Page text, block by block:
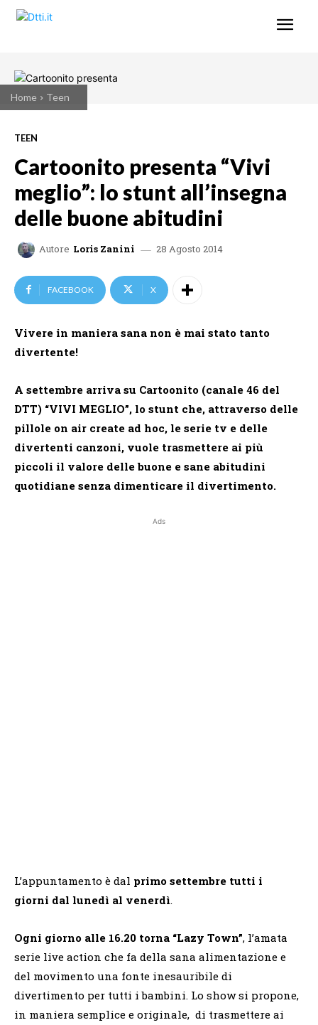
Home Teen
TEEN
Cartoonito presenta “Vivi
meglio”: lo stunt all’insegna
delle buone abitudini
Autore Loris Zanini 28 Agosto 2014
FACEBOOK X
Vivere in maniera sana non è mai stato tanto
divertente!
A settembre arriva su Cartoonito (canale 46 del
DTT) “VIVI MEGLIO”, lo stunt che, attraverso delle
pillole on air create ad hoc, le serie tv e delle
divertenti canzoni, vuole trasmettere ai più
piccoli il valore delle buone e sane abitudini
quotidiane senza dimenticare il divertimento.
Ads
L’appuntamento è dal primo settembre tutti i
giorni dal lunedì al venerdì.
Ogni giorno alle 16.20 torna “Lazy Town”, l’amata
serie live action che fa della sana alimentazione e
del movimento una fonte inesauribile di
divertimento per tutti i bambini. Lo show si propone,
in maniera semplice e originale, di trasmettere ai